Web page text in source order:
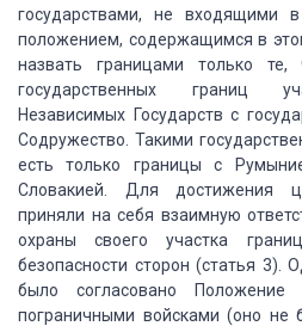
государствами, не входящими в
положением, содержащимся в
назвать границами только те,
государственных границ
Независимых Государств с
Содружество. Такими
есть только границы с
Словакией.
Для достижения
приняли на себя взаимную
охраны своего участка
безопасности сторон (статья 3).
было согласовано Положение
пограничными войсками (оно не